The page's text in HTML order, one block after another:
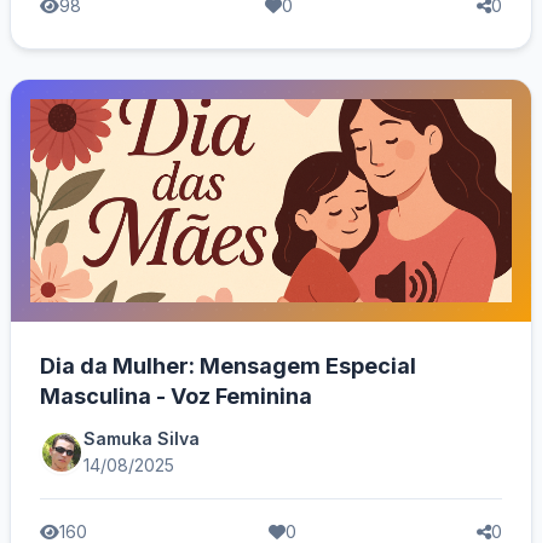
98 0 0
Dia da Mulher: Mensagem Especial
Masculina - Voz Feminina
Samuka Silva
14/08/2025
160 0 0